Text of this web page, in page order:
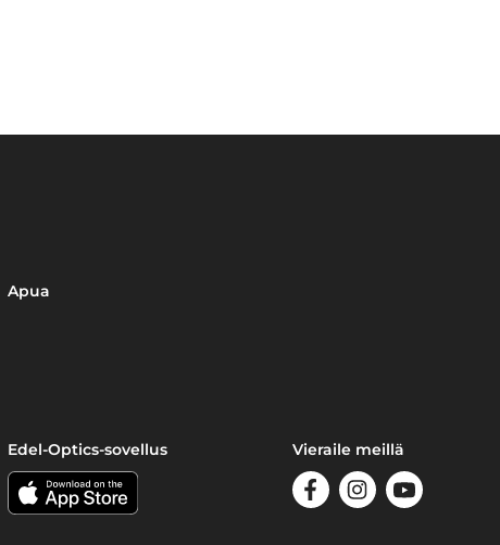
Apua
Edel-Optics-sovellus Vieraile meillä